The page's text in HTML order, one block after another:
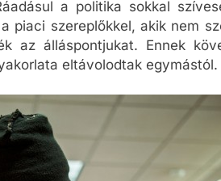
a politika sokkal
piaci szereplőkkel, akik nem
az álláspontjukat. Ennek
eltávolodtak egymástól.